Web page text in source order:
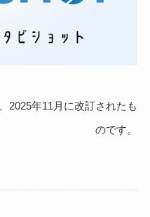
2025年11月に改訂されたも
のです。